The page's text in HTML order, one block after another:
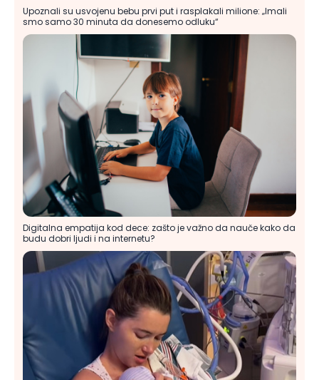
Upoznali su usvojenu bebu prvi put i rasplakali milione: „Imali
smo samo 30 minuta da donesemo odluku“
Digitalna empatija kod dece: zašto je važno da nauče kako da
budu dobri ljudi i na internetu?